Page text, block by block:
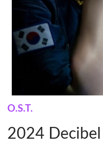
O.S.T.
2024 Decibel